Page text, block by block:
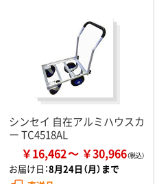
シンセイ 自在アルミハウスカ
ー TC4518AL
￥16,462 ￥30,966
お届け日：8月24日（月）まで